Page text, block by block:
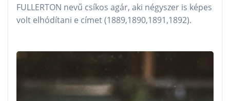
FULLERTON nevű csíkos agár, aki négyszer is képes
volt elhódítani e címet (1889,1890,1891,1892).